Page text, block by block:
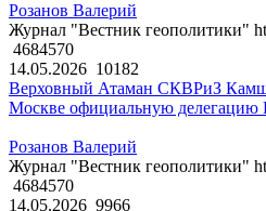
Розанов Валерий
Журнал "Вестник геополитики"
4684570
14.05.2026 10182
Верховный Атаман СКВРиЗ
Москве официальную делегацию
Розанов Валерий
Журнал "Вестник геополитики"
4684570
14.05.2026 9966